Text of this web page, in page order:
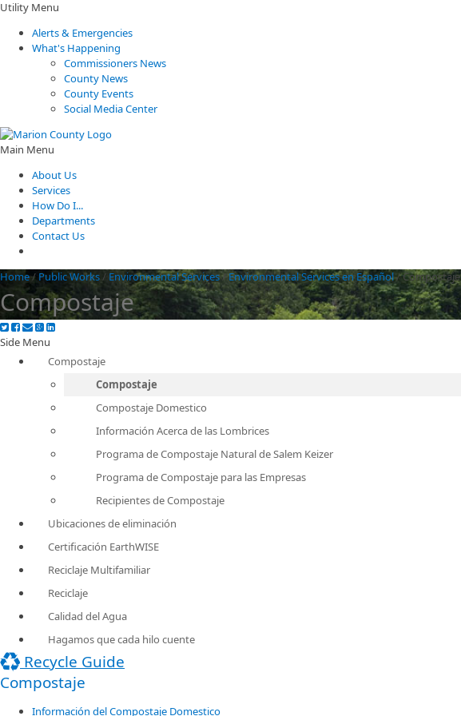
Utility Menu
Alerts & Emergencies
What's Happening
Commissioners News
County News
County Events
Social Media Center
Main Menu
About Us
Services
How Do I...
Departments
Contact Us
Home/ Public Works/ Environmental Services/Environmental Services en Español/Compostaje
Compostaje
Side Menu
Compostaje
Compostaje
Compostaje Domestico
Información Acerca de las Lombrices
Programa de Compostaje Natural de Salem Keizer
Programa de Compostaje para las Empresas
Recipientes de Compostaje
Ubicaciones de eliminación
Certificación EarthWISE
Reciclaje Multifamiliar
Reciclaje
Calidad del Agua
Hagamos que cada hilo cuente
Recycle Guide
Compostaje
Información del Compostaje Domestico​​​